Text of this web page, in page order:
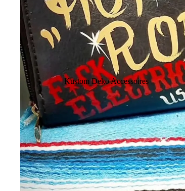
Kustom Deko Accessoires